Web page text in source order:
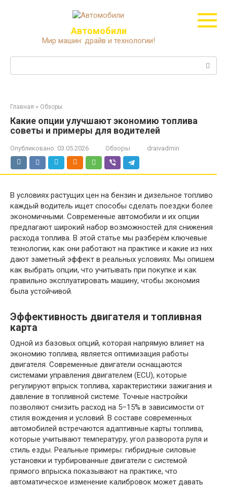
Автомобили
Мир машин: драйв и технологии!
Главная » Обзоры
Какие опции улучшают экономию топлива
советы и примеры для водителей
Опубликовано: 03.05.2026 Обзоры draivadmin
В условиях растущих цен на бензин и дизельное топливо
каждый водитель ищет способы сделать поездки более
экономичными. Современные автомобили и их опции
предлагают широкий набор возможностей для снижения
расхода топлива. В этой статье мы разберём ключевые
технологии, как они работают на практике и какие из них
дают заметный эффект в реальных условиях. Мы опишем
как выбрать опции, что учитывать при покупке и как
правильно эксплуатировать машину, чтобы экономия
была устойчивой.
Эффективность двигателя и топливная
карта
Одной из базовых опций, которая напрямую влияет на
экономию топлива, является оптимизация работы
двигателя. Современные двигатели оснащаются
системами управления двигателем (ECU), которые
регулируют впрыск топлива, характеристики зажигания и
давление в топливной системе. Точные настройки
позволяют снизить расход на 5–15% в зависимости от
стиля вождения и условий. В составе современных
автомобилей встречаются адаптивные карты топлива,
которые учитывают температуру, угол разворота руля и
стиль езды. Реальные примеры: гибридные силовые
установки и турбированные двигатели с системой
прямого впрыска показывают на практике, что
автоматическое изменение калибровок может давать